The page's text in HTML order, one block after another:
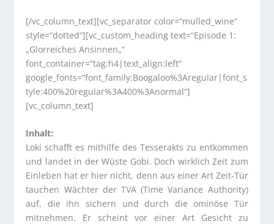
[/vc_column_text][vc_separator color=“mulled_wine“
style=“dotted“][vc_custom_heading text=“Episode 1:
„Glorreiches Ansinnen„“
font_container=“tag:h4|text_align:left“
google_fonts=“font_family:Boogaloo%3Aregular|font_s
tyle:400%20regular%3A400%3Anormal“]
[vc_column_text]
Inhalt:
Loki schafft es mithilfe des Tesserakts zu entkommen
und landet in der Wüste Gobi. Doch wirklich Zeit zum
Einleben hat er hier nicht, denn aus einer Art Zeit-Tür
tauchen Wächter der TVA (Time Variance Authority)
auf, die ihn sichern und durch die ominöse Tür
mitnehmen. Er scheint vor einer Art Gesicht zu